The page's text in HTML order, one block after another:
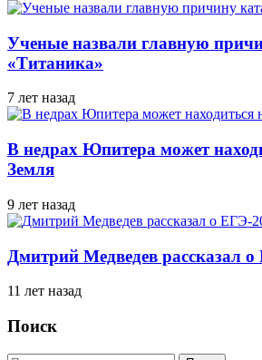
Ученые назвали главную
«Титаника»
7 лет назад
В недрах Юпитера может
Земля
9 лет назад
Дмитрий Медведев рассказал
11 лет назад
Поиск